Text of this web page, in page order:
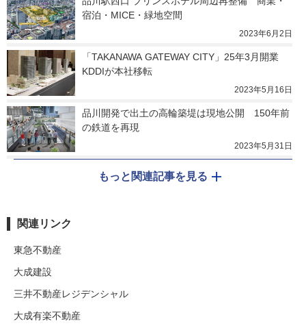
宿泊・MICE・緑地空間
2023年6月2日
「TAKANAWA GATEWAY CITY」25年3月開業
KDDIが本社移転
2023年5月16日
品川開発で出土の高輪築堤は現地公開　150年前
の鉄道を再現
2023年5月31日
もっと関連記事を見る
関連リンク
東急不動産
大成建設
三井不動産レジデンシャル
大成有楽不動産